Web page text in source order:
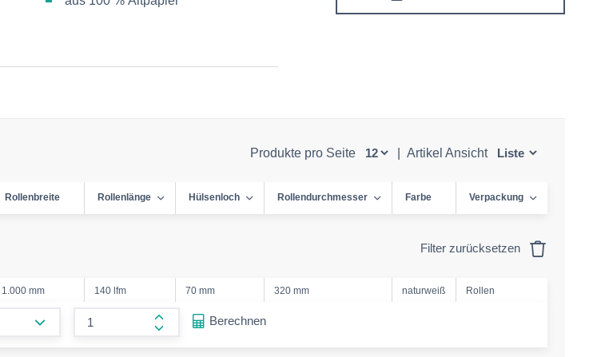
Produkte pro Seite Artikel Ansicht
Rollenbreite Rollenlänge Hülsenloch Rollendurchmesser Farbe Verpackung
Filter zurücksetzen
1.000 mm 140 lfm 70 mm 320 mm naturweiß Rollen
form.increase-amount
Berechnen